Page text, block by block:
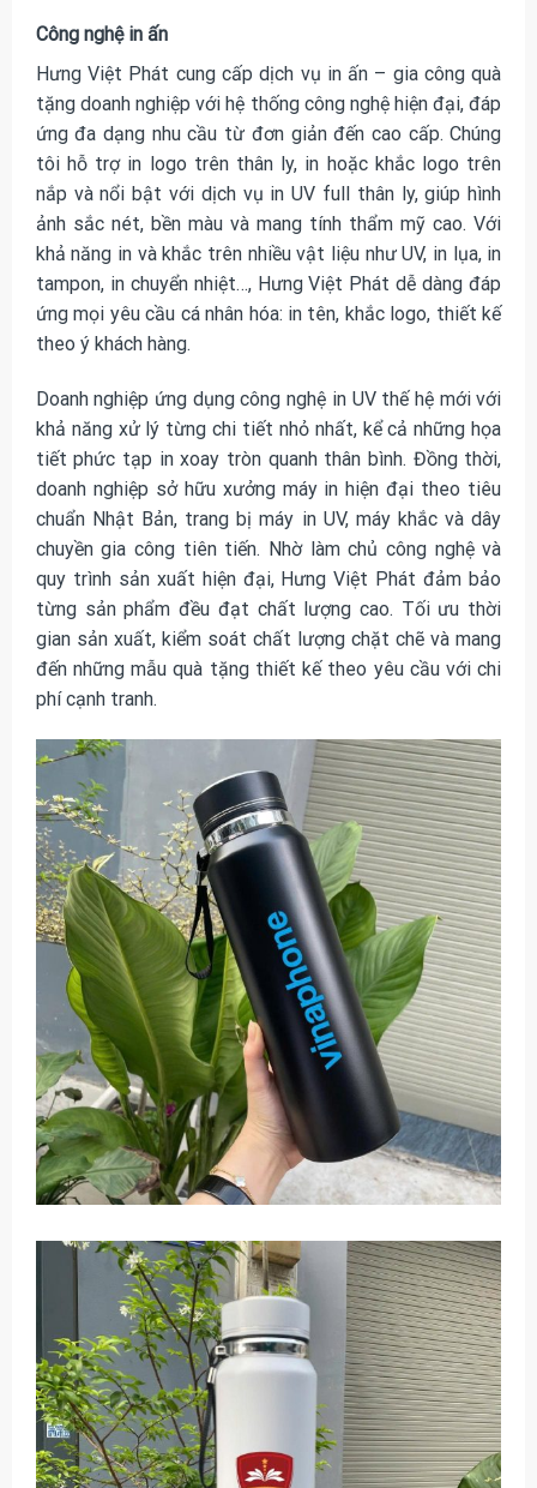
Công nghệ in ấn
Hưng Việt Phát cung cấp dịch vụ in ấn – gia công quà
tặng doanh nghiệp với hệ thống công nghệ hiện đại, đáp
ứng đa dạng nhu cầu từ đơn giản đến cao cấp. Chúng
tôi hỗ trợ in logo trên thân ly, in hoặc khắc logo trên
nắp và nổi bật với dịch vụ in UV full thân ly, giúp hình
ảnh sắc nét, bền màu và mang tính thẩm mỹ cao. Với
khả năng in và khắc trên nhiều vật liệu như UV, in lụa, in
tampon, in chuyển nhiệt…, Hưng Việt Phát dễ dàng đáp
ứng mọi yêu cầu cá nhân hóa: in tên, khắc logo, thiết kế
theo ý khách hàng.
Doanh nghiệp ứng dụng công nghệ in UV thế hệ mới với
khả năng xử lý từng chi tiết nhỏ nhất, kể cả những họa
tiết phức tạp in xoay tròn quanh thân bình. Đồng thời,
doanh nghiệp sở hữu xưởng máy in hiện đại theo tiêu
chuẩn Nhật Bản, trang bị máy in UV, máy khắc và dây
chuyền gia công tiên tiến. Nhờ làm chủ công nghệ và
quy trình sản xuất hiện đại, Hưng Việt Phát đảm bảo
từng sản phẩm đều đạt chất lượng cao. Tối ưu thời
gian sản xuất, kiểm soát chất lượng chặt chẽ và mang
đến những mẫu quà tặng thiết kế theo yêu cầu với chi
phí cạnh tranh.